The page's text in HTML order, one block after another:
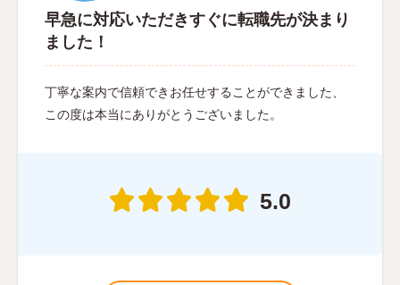
早急に対応いただきすぐに転職先が決まり
ました！
丁寧な案内で信頼できお任せすることができました、
この度は本当にありがとうございました。
5.0